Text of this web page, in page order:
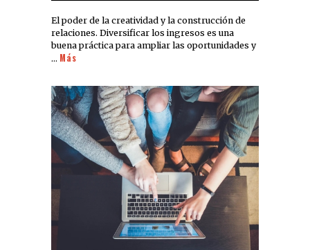
El poder de la creatividad y la construcción de
relaciones. Diversificar los ingresos es una
buena práctica para ampliar las oportunidades y
… Más